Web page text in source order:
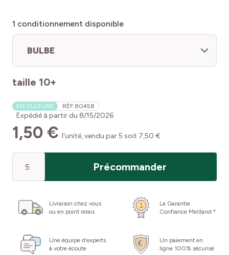
1 conditionnement disponible
BULBE
taille 10+
EN CULTURE RÉF.80458
Expédié à partir du 8/15/2026
1,50 € l'unité, vendu par 5 soit 7,50 €
Précommander
Livraison chez vous
ou en point relais
La Garantie
Confiance Meilland *
Une équipe d’experts
à votre écoute
Un paiement en
ligne 100% sécurisé